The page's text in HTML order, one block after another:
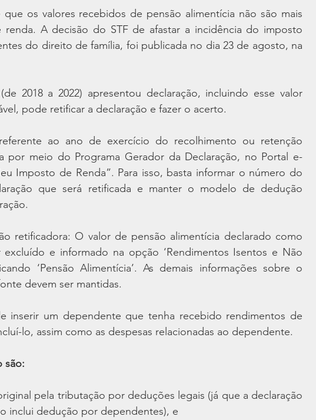
que os valores recebidos de pensão alimentícia não são mais
A decisão do STF de afastar a incidência do imposto
do direito de família, foi publicada no dia 23 de agosto, na
2018 a 2022) apresentou declaração, incluindo esse valor
pode retificar a declaração e fazer o acerto.
ao ano de exercício do recolhimento ou retenção
por meio do Programa Gerador da Declaração, no Portal e-
Imposto de Renda”. Para isso, basta informar o número do
que será retificada e manter o modelo de dedução
retificadora: O valor de pensão alimentícia declarado como
e informado na opção ‘Rendimentos Isentos e Não
‘Pensão Alimentícia’. As demais informações sobre o
devem ser mantidas.
inserir um dependente que tenha recebido rendimentos de
lo, assim como as despesas relacionadas ao dependente.
são:
pela tributação por deduções legais (já que a declaração
inclui dedução por dependentes), e